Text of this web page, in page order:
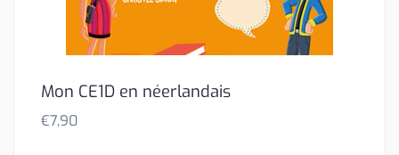
Mon CE1D en néerlandais
€7,90